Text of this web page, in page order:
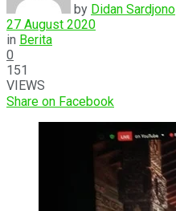
by Didan Sardjono
27 August 2020
in Berita
0
151
VIEWS
Share on Facebook